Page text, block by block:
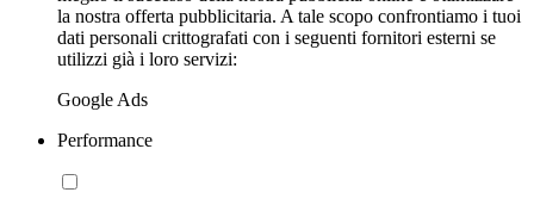
la nostra offerta pubblicitaria. A tale scopo confrontiamo i tuoi
dati personali crittografati con i seguenti fornitori esterni se
utilizzi già i loro servizi:
Google Ads
Performance